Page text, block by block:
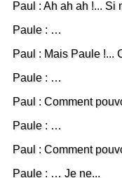
Paul : Ah ah ah !... Si
Paule : …
Paul : Mais Paule !...
Paule : …
Paul : Comment
Paule : …
Paul : Comment
Paule : … Je ne...